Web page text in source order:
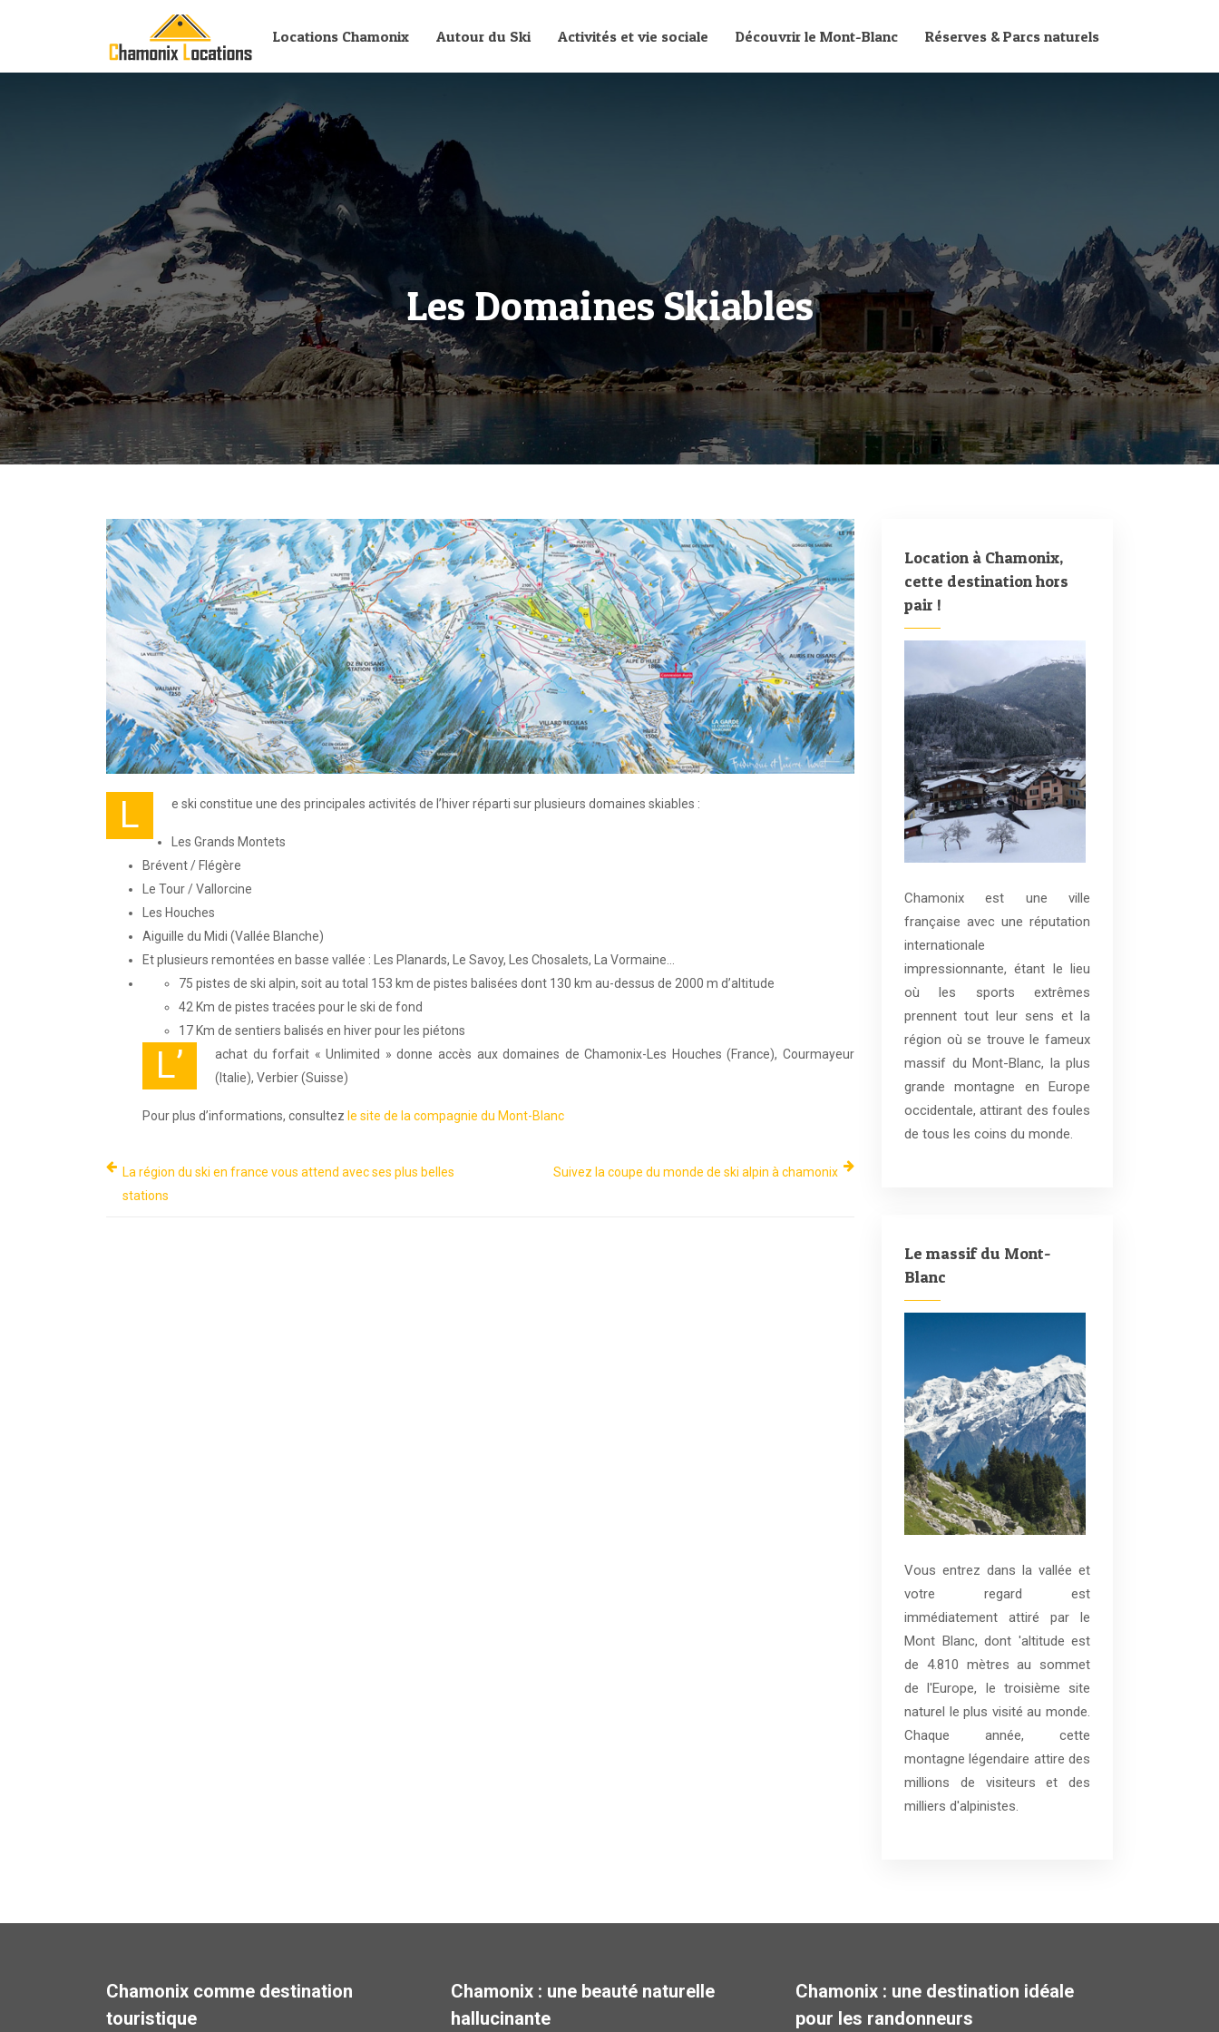
Locations Chamonix Autour du Ski Activités et vie sociale Découvrir le Mont-Blanc Réserves & Parcs naturels
Les Domaines Skiables
L e ski constitue une des principales activités de l’hiver réparti sur plusieurs domaines skiables :
Les Grands Montets
Brévent / Flégère
Le Tour / Vallorcine
Les Houches
Aiguille du Midi (Vallée Blanche)
Et plusieurs remontées en basse vallée : Les Planards, Le Savoy, Les Chosalets, La Vormaine…
75 pistes de ski alpin, soit au total 153 km de pistes balisées dont 130 km au-dessus de 2000 m d’altitude
42 Km de pistes tracées pour le ski de fond
17 Km de sentiers balisés en hiver pour les piétons
L’
achat du forfait « Unlimited » donne accès aux domaines de Chamonix-Les Houches (France), Courmayeur
(Italie), Verbier (Suisse)
Pour plus d’informations, consultez le site de la compagnie du Mont-Blanc
La région du ski en france vous attend avec ses plus belles
stations
Suivez la coupe du monde de ski alpin à chamonix
Location à Chamonix,
cette destination hors
pair !
Chamonix est une ville
française avec une réputation
internationale
impressionnante, étant le lieu
où les sports extrêmes
prennent tout leur sens et la
région où se trouve le fameux
massif du Mont-Blanc, la plus
grande montagne en Europe
occidentale, attirant des foules
de tous les coins du monde.
Le massif du Mont-
Blanc
Vous entrez dans la vallée et
votre regard est
immédiatement attiré par le
Mont Blanc, dont 'altitude est
de 4.810 mètres au sommet
de l'Europe, le troisième site
naturel le plus visité au monde.
Chaque année, cette
montagne légendaire attire des
millions de visiteurs et des
milliers d'alpinistes.
Chamonix comme destination
touristique
Chamonix : une beauté naturelle
hallucinante
Chamonix : une destination idéale
pour les randonneurs